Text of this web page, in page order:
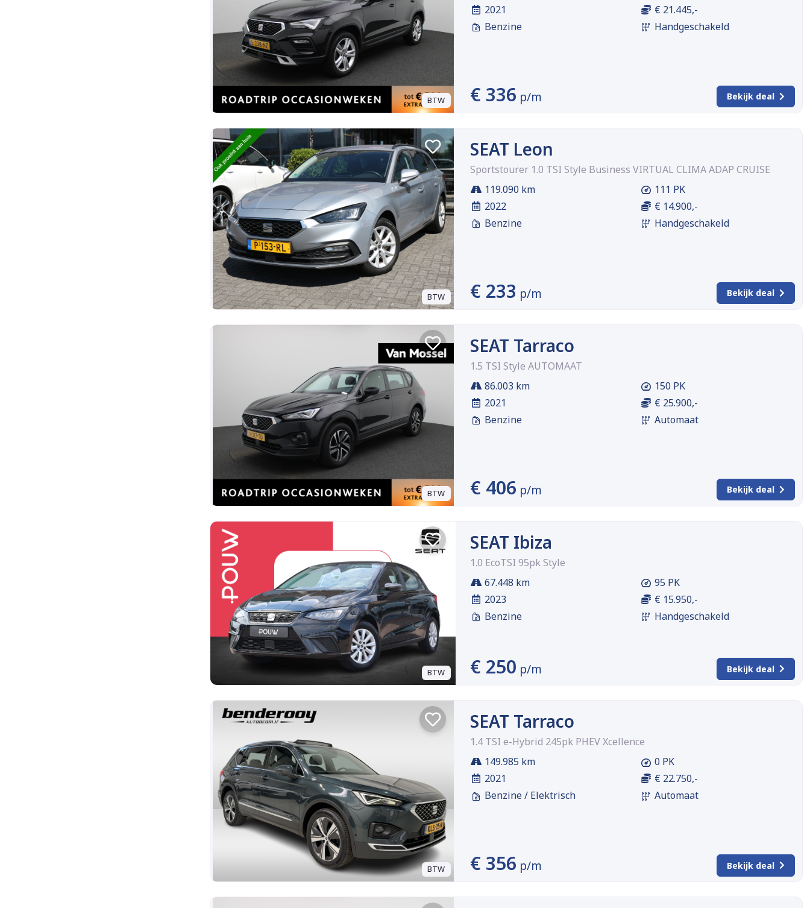
BTW
2021
Benzine
€ 21.445,-
Handgeschakeld
€ 336 p/m Bekijk deal
BTW
SEAT Leon
Sportstourer 1.0 TSI Style Business VIRTUAL CLIMA ADAP CRUISE
119.090 km
2022
Benzine
111 PK
€ 14.900,-
Handgeschakeld
€ 233 p/m Bekijk deal
BTW
SEAT Tarraco
1.5 TSI Style AUTOMAAT
86.003 km
2021
Benzine
150 PK
€ 25.900,-
Automaat
€ 406 p/m Bekijk deal
BTW
SEAT Ibiza
1.0 EcoTSI 95pk Style
67.448 km
2023
Benzine
95 PK
€ 15.950,-
Handgeschakeld
€ 250 p/m Bekijk deal
BTW
SEAT Tarraco
1.4 TSI e-Hybrid 245pk PHEV Xcellence
149.985 km
2021
Benzine / Elektrisch
0 PK
€ 22.750,-
Automaat
€ 356 p/m Bekijk deal